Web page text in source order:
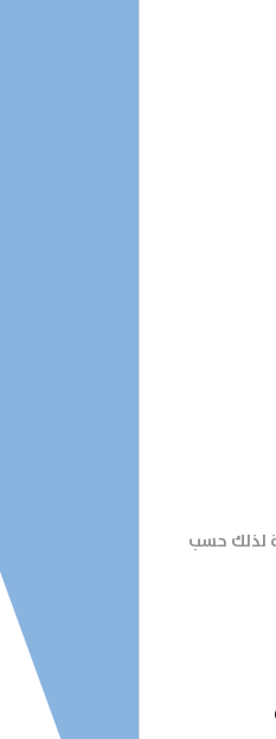
لذلك حسب